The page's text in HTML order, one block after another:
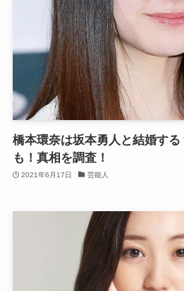
橋本環奈は坂本勇人と結婚す
も！真相を調査！
2021年6月17日 芸能人